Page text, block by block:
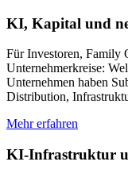
KI, Kapital und
Für Investoren, Family
Unternehmerkreise:
Unternehmen haben
Distribution,
Mehr erfahren
KI-Infrastruktur